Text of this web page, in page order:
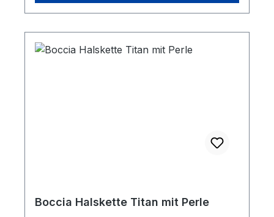
Boccia Halskette Titan mit Perle